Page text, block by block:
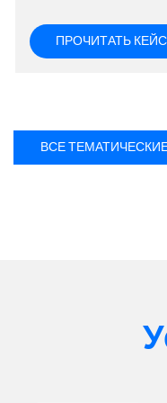
ПРОЧИТАТЬ КЕЙС
ВСЕ